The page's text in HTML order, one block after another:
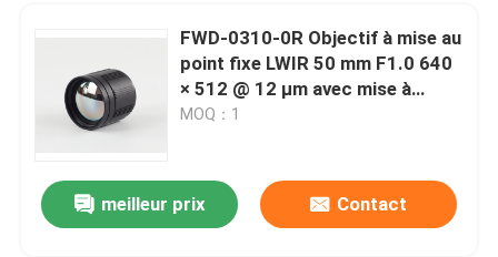
FWD-0310-0R Objectif à mise au
point fixe LWIR 50 mm F1.0 640
× 512 @ 12 μm avec mise à
niveau du germanium vers le
MOQ：1
meilleur prix Contact